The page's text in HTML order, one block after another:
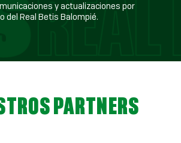
y actualizaciones por
correo electrónico del Real Betis Balompié.
PARTNERS